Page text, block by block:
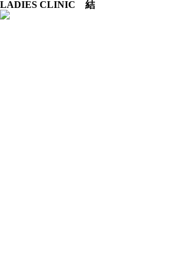
LADIES CLINIC 結